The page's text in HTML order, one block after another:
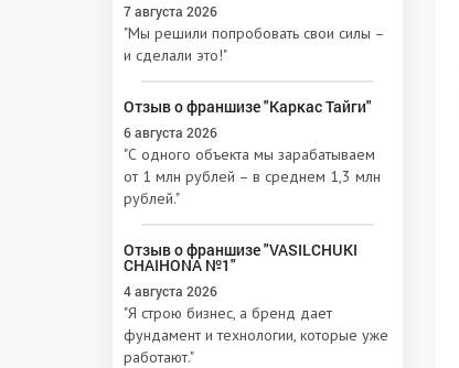
7 августа 2026
"Мы решили попробовать свои силы –
и сделали это!"
Отзыв о франшизе "Каркас Тайги"
6 августа 2026
"С одного объекта мы зарабатываем
от 1 млн рублей – в среднем 1,3 млн
рублей."
Отзыв о франшизе "VASILCHUKI
CHAIHONA №1"
4 августа 2026
"Я строю бизнес, а бренд дает
фундамент и технологии, которые уже
работают."